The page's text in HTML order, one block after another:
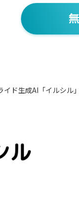
イド生成AI「イルシル